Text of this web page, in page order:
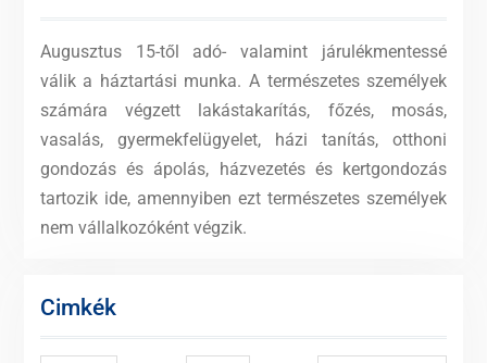
Augusztus 15-től adó- valamint járulékmentessé
válik a háztartási munka. A természetes személyek
számára végzett lakástakarítás, főzés, mosás,
vasalás, gyermekfelügyelet, házi tanítás, otthoni
gondozás és ápolás, házvezetés és kertgondozás
tartozik ide, amennyiben ezt természetes személyek
nem vállalkozóként végzik.
Cimkék